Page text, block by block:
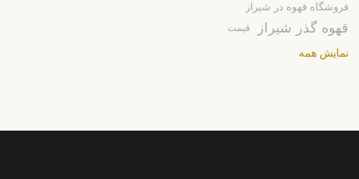
فروشگاه قهوه در شیراز
قهوه گذر شیراز قیمت
نمایش همه